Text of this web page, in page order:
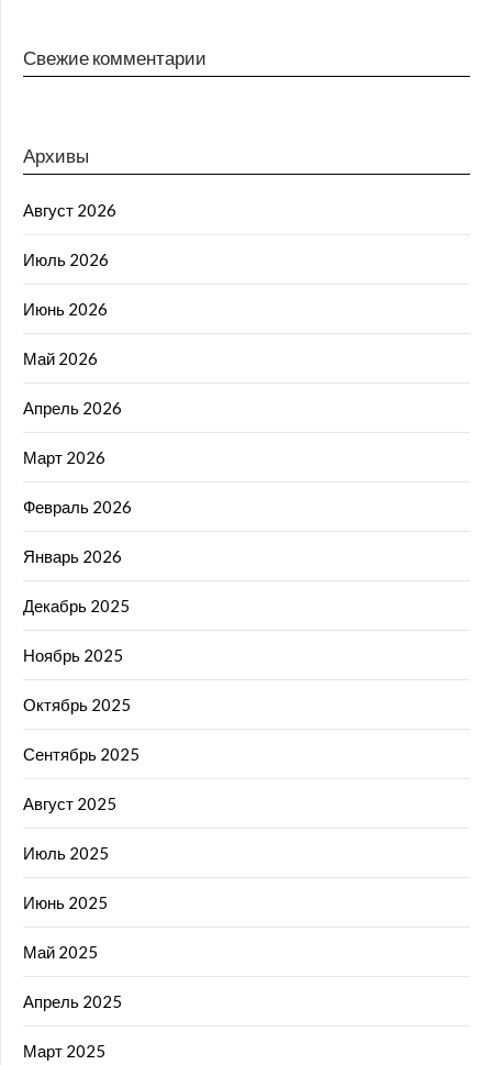
Свежие комментарии
Архивы
Август 2026
Июль 2026
Июнь 2026
Май 2026
Апрель 2026
Март 2026
Февраль 2026
Январь 2026
Декабрь 2025
Ноябрь 2025
Октябрь 2025
Сентябрь 2025
Август 2025
Июль 2025
Июнь 2025
Май 2025
Апрель 2025
Март 2025